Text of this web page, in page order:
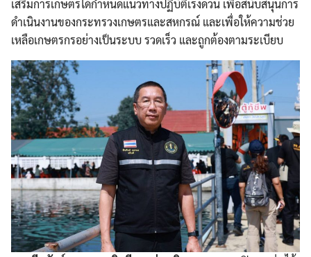
เสริมการเกษตรได้กำหนดแนวทางปฏิบัติเร่งด่วน เพื่อสนับสนุนการ
ดำเนินงานของกระทรวงเกษตรและสหกรณ์ และเพื่อให้ความช่วย
เหลือเกษตรกรอย่างเป็นระบบ รวดเร็ว และถูกต้องตามระเบียบ